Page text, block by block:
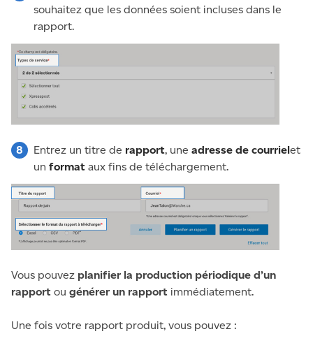
souhaitez que les données soient incluses dans le
rapport.
Entrez un titre de rapport, une adresse de courrielet
un format aux fins de téléchargement.
Vous pouvez planifier la production périodique d’un
rapport ou générer un rapport immédiatement.
Une fois votre rapport produit, vous pouvez :